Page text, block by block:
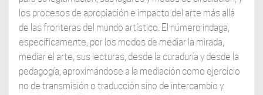
los procesos de apropiación e impacto del arte más allá
de las fronteras del mundo artístico. El número indaga,
específicamente, por los modos de mediar la mirada,
mediar el arte, sus lecturas, desde la curaduría y desde la
pedagogía, aproximándose a la mediación como ejercicio
no de transmisión o traducción sino de intercambio y